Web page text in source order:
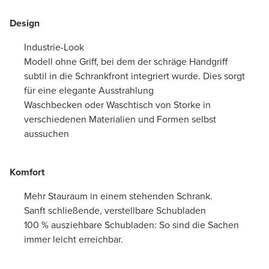
Design
Industrie-Look
Modell ohne Griff, bei dem der schräge Handgriff
subtil in die Schrankfront integriert wurde. Dies sorgt
für eine elegante Ausstrahlung
Waschbecken oder Waschtisch von Storke in
verschiedenen Materialien und Formen selbst
aussuchen
Komfort
Mehr Stauraum in einem stehenden Schrank.
Sanft schließende, verstellbare Schubladen
100 % ausziehbare Schubladen: So sind die Sachen
immer leicht erreichbar.